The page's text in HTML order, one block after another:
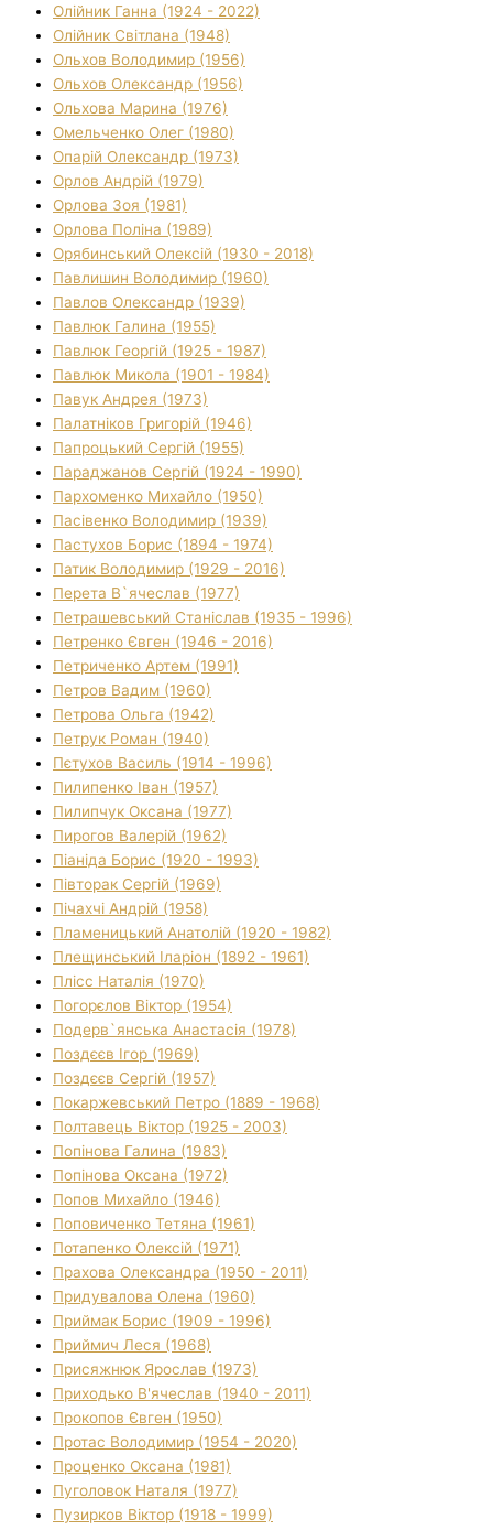
Олійник Ганна (1924 - 2022)
Олійник Світлана (1948)
Ольхов Володимир (1956)
Ольхов Олександр (1956)
Ольхова Марина (1976)
Омельченко Олег (1980)
Опарій Олександр (1973)
Орлов Андрій (1979)
Орлова Зоя (1981)
Орлова Поліна (1989)
Орябинський Олексій (1930 - 2018)
Павлишин Володимир (1960)
Павлов Олександр (1939)
Павлюк Галина (1955)
Павлюк Георгій (1925 - 1987)
Павлюк Микола (1901 - 1984)
Павук Андрея (1973)
Палатніков Григорій (1946)
Папроцький Сергій (1955)
Параджанов Сергій (1924 - 1990)
Пархоменко Михайло (1950)
Пасівенко Володимир (1939)
Пастухов Борис (1894 - 1974)
Патик Володимир (1929 - 2016)
Перета В`ячеслав (1977)
Петрашевський Станіслав (1935 - 1996)
Петренко Євген (1946 - 2016)
Петриченко Артем (1991)
Петров Вадим (1960)
Петрова Ольга (1942)
Петрук Роман (1940)
Пєтухов Василь (1914 - 1996)
Пилипенко Іван (1957)
Пилипчук Оксана (1977)
Пирогов Валерій (1962)
Піаніда Борис (1920 - 1993)
Півторак Сергій (1969)
Пічахчі Андрій (1958)
Пламеницький Анатолій (1920 - 1982)
Плещинський Іларіон (1892 - 1961)
Плісс Наталія (1970)
Погорєлов Віктор (1954)
Подерв`янська Анастасія (1978)
Поздєєв Ігор (1969)
Поздєєв Сергій (1957)
Покаржевський Петро (1889 - 1968)
Полтавець Віктор (1925 - 2003)
Попінова Галина (1983)
Попінова Оксана (1972)
Попов Михайло (1946)
Поповиченко Тетяна (1961)
Потапенко Олексій (1971)
Прахова Олександра (1950 - 2011)
Придувалова Олена (1960)
Приймак Борис (1909 - 1996)
Приймич Леся (1968)
Присяжнюк Ярослав (1973)
Приходько В'ячеслав (1940 - 2011)
Прокопов Євген (1950)
Протас Володимир (1954 - 2020)
Проценко Оксана (1981)
Пуголовок Наталя (1977)
Пузирков Віктор (1918 - 1999)